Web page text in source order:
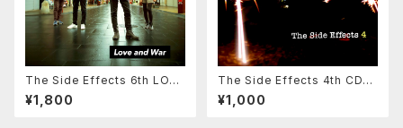
The Side Effects 6th LOVE
and WAR ダウンロード版
¥1,800
The Side Effects 4th CD版
（紙ジャケット、歌詞付）
¥1,000